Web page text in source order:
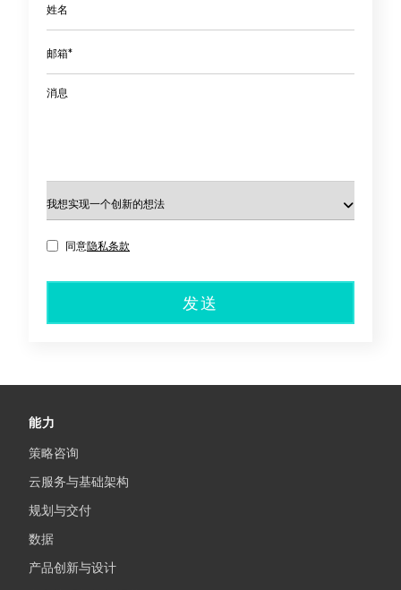
姓名
邮箱*
消息
同意隐私条款
发送
能力
策略咨询
云服务与基础架构
规划与交付
数据
产品创新与设计